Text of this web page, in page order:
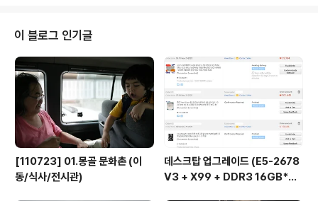
이 블로그 인기글
[110723] 01.몽골 문화촌 (이
동/식사/전시관)
데스크탑 업그레이드 (E5-2678
V3 + X99 + DDR3 16GB*